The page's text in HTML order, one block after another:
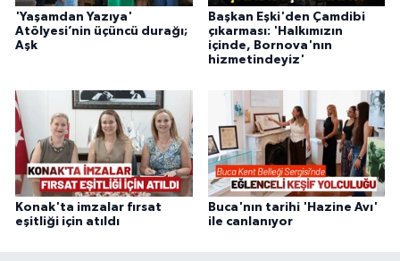
'Yaşamdan Yazıya'
Atölyesi’nin üçüncü durağı;
Aşk
Başkan Eşki'den Çamdibi
çıkarması: 'Halkımızın
içinde, Bornova'nın
hizmetindeyiz'
Konak'ta imzalar fırsat
eşitliği için atıldı
Buca'nın tarihi 'Hazine Avı'
ile canlanıyor